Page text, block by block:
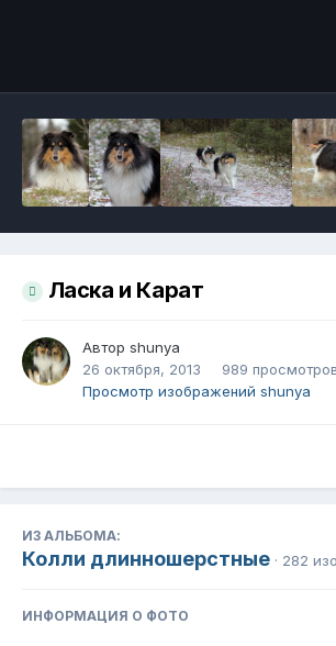
Ласка и Карат
Автор shunya
26 октября, 2013
989
Просмотр изображений shunya
ИЗ АЛЬБОМА:
Колли длинношерстные · 282
ИНФОРМАЦИЯ О ФОТО